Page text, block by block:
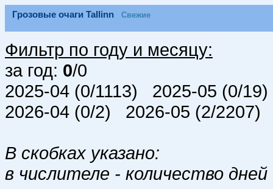
Грозовые очаги Tallinn Свежие
Фильтр по году и месяцу:
за год: 0/0
2025-04 (0/1113) 2025-05 (0/
2026-04 (0/2) 2026-05 (2/
В скобках указано:
в числителе - количество